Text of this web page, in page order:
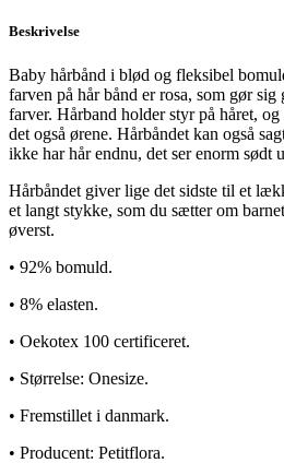
Beskrivelse
Baby hårbånd i blød og fleksibel
farven på hår bånd er rosa, som gør sig
farver. Hårband holder styr på håret,
det også ørene. Hårbåndet kan også
ikke har hår endnu, det ser enorm sødt
Hårbåndet giver lige det sidste til et
et langt stykke, som du sætter om
øverst.
• 92% bomuld.
• 8% elasten.
• Oekotex 100 certificeret.
• Størrelse: Onesize.
• Fremstillet i danmark.
• Producent: Petitflora.